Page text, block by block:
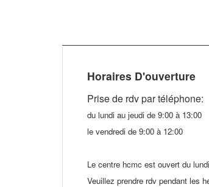
Horaires D'ouverture
Prise de rdv par téléphone:
du lundi au jeudi de 9:00 à 13:00
le vendredi de 9:00 à 12:00
Le centre hcmc est ouvert du
Veuillez prendre rdv pendant les